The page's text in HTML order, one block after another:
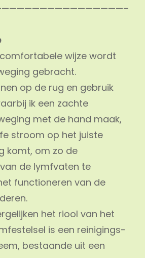
wijze wordt
gebracht.
op de rug en gebruik
ik een zachte
met de hand maak,
stroom op het juiste
komt, om zo de
de lymfvaten te
functioneren van de
het riool van het
is een reinigings-
bestaande uit een